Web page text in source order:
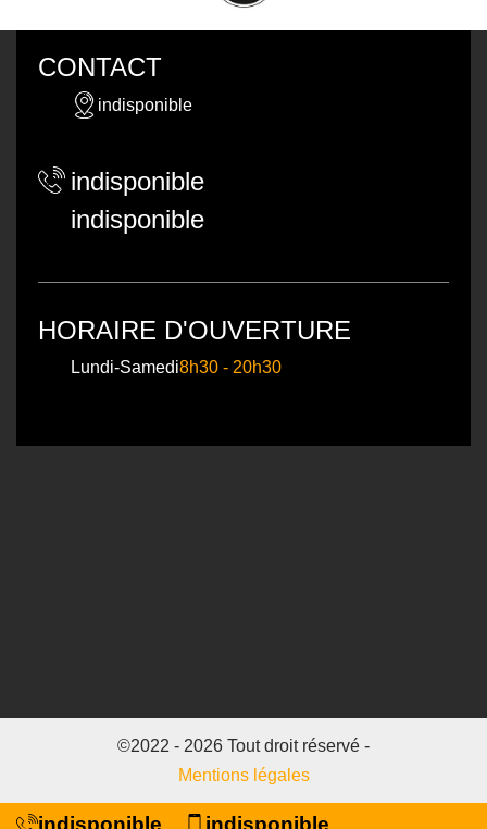
indisponible indisponible
CONTACT
indisponible
indisponible
indisponible
HORAIRE D'OUVERTURE
Lundi-Samedi8h30 - 20h30
©2022 - 2026 Tout droit réservé -
Mentions légales